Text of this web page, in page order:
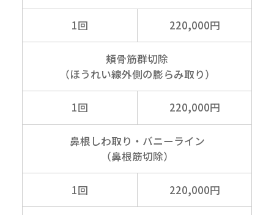
1回 220,000円
頬骨筋群切除
（ほうれい線外側の膨らみ取り）
1回 220,000円
鼻根しわ取り・バニーライン
（鼻根筋切除）
1回 220,000円